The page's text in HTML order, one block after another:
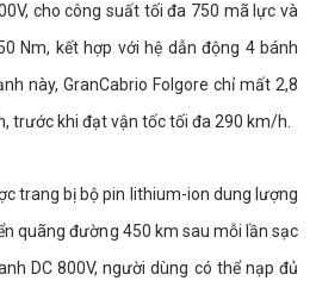
cho công suất tối đa 750 mã lực và
Nm, kết hợp với hệ dẫn động 4 bánh
này, GranCabrio Folgore chỉ mất 2,8
trước khi đạt vận tốc tối đa 290 km/h.
trang bị bộ pin lithium-ion dung lượng
quãng đường 450 km sau mỗi lần sạc
DC 800V, người dùng có thể nạp đủ